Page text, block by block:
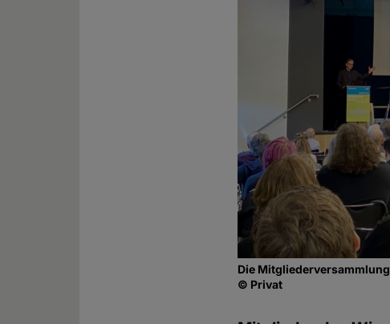
Die
© Privat